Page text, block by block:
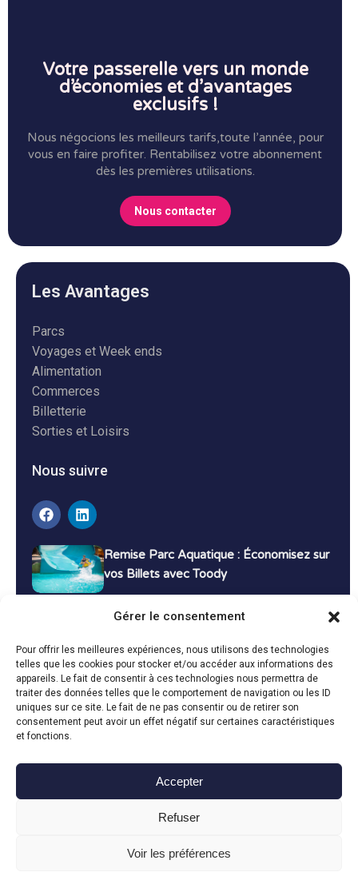
Gérer le consentement
Pour offrir les meilleures expériences, nous utilisons des technologies
telles que les cookies pour stocker et/ou accéder aux informations des
appareils. Le fait de consentir à ces technologies nous permettra de
traiter des données telles que le comportement de navigation ou les ID
uniques sur ce site. Le fait de ne pas consentir ou de retirer son
consentement peut avoir un effet négatif sur certaines caractéristiques
et fonctions.
Accepter
Refuser
Voir les préférences
Votre passerelle vers un monde
d’économies et d’avantages
exclusifs !
Nous négocions les meilleurs tarifs,toute l’année, pour
vous en faire profiter. Rentabilisez votre abonnement
dès les premières utilisations.
Nous contacter
Les Avantages
Parcs
Voyages et Week ends
Alimentation
Commerces
Billetterie
Sorties et Loisirs
Nous suivre
Remise Parc Aquatique : Économisez sur
vos Billets avec Toody
Bons Plans Voyage : Économisez sur vos
Vacances avec Toody
13 décembre 2024 Bon plans
Toody © 2024
Mentions légales
Politique de cookies